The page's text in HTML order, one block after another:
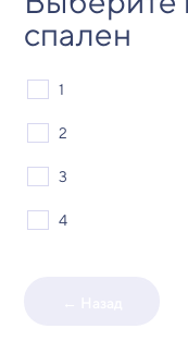
спален
1
2
3
4